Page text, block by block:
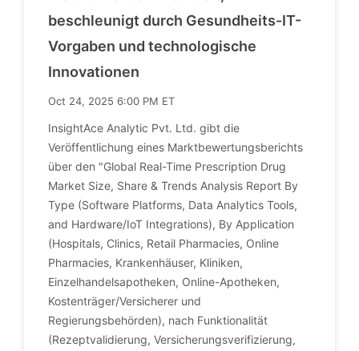
beschleunigt durch Gesundheits-IT-
Vorgaben und technologische
Innovationen
Oct 24, 2025 6:00 PM ET
InsightAce Analytic Pvt. Ltd. gibt die
Veröffentlichung eines Marktbewertungsberichts
über den "Global Real-Time Prescription Drug
Market Size, Share & Trends Analysis Report By
Type (Software Platforms, Data Analytics Tools,
and Hardware/IoT Integrations), By Application
(Hospitals, Clinics, Retail Pharmacies, Online
Pharmacies, Krankenhäuser, Kliniken,
Einzelhandelsapotheken, Online-Apotheken,
Kostenträger/Versicherer und
Regierungsbehörden), nach Funktionalität
(Rezeptvalidierung, Versicherungsverifizierung,